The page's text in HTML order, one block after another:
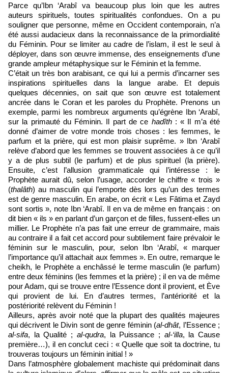
Parce qu’Ibn ‘Arabî va beaucoup plus loin que les autres
auteurs spirituels, toutes spiritualités confondues. On a pu
souligner que personne, même en Occident contemporain, n’a
été aussi audacieux dans la reconnaissance de la primordialité
du Féminin. Pour se limiter au cadre de l’islam, il est le seul à
déployer, dans son œuvre immense, des enseignements d’une
grande ampleur métaphysique sur le Féminin et la femme.
C’était un très bon arabisant, ce qui lui a permis d’incarner ses
inspirations spirituelles dans la langue arabe. Et depuis
quelques décennies, on sait que son œuvre est totalement
ancrée dans le Coran et les paroles du Prophète. Prenons un
exemple, parmi les nombreux arguments qu’égrène Ibn ‘Arabî,
sur la primauté du Féminin. Il part de ce hadîth: « Il m’a été
donné d’aimer de votre monde trois choses : les femmes, le
parfum et la prière, qui est mon plaisir suprême. » Ibn ‘Arabî
relève d’abord que les femmes se trouvent associées à ce qu’il
y a de plus subtil (le parfum) et de plus spirituel (la prière).
Ensuite, c’est l’allusion grammaticale qui l’intéresse : le
Prophète aurait dû, selon l’usage, accorder le chiffre « trois »
(thalâth) au masculin qui l’emporte dès lors qu’un des termes
est de genre masculin. En arabe, on écrit « Les Fâtima et Zayd
sont sortis », note Ibn ‘Arabî. Il en va de même en français : on
dit bien « ils » en parlant d’un garçon et de filles, fussent-elles un
millier. Le Prophète n’a pas fait une erreur de grammaire, mais
au contraire il a fait cet accord pour subtilement faire prévaloir le
féminin sur le masculin, pour, selon Ibn ‘Arabî, « marquer
l’importance qu’il attachait aux femmes ». En outre, remarque le
cheikh, le Prophète a enchâssé le terme masculin (le parfum)
entre deux féminins (les femmes et la prière) ; il en va de même
pour Adam, qui se trouve entre l’Essence dont il provient, et Ève
qui provient de lui. En d’autres termes, l’antériorité et la
postériorité relèvent du Féminin !
Ailleurs, après avoir noté que la plupart des qualités majeures
qui décrivent le Divin sont de genre féminin (al-dhât, l’Essence ;
al-sifa, la Qualité ; al-qudra, la Puissance ; al-‘illa, la Cause
première…), il en conclut ceci : « Quelle que soit ta doctrine, tu
trouveras toujours un féminin initial ! »
Dans l’atmosphère globalement machiste qui prédominait dans